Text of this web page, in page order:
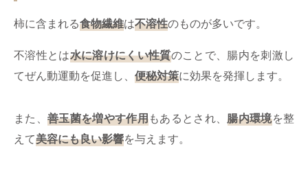
柿に含まれる食物繊維は不溶性のものが多いです。
不溶性とは水に溶けにくい性質のことで、腸内を刺激し
てぜん動運動を促進し、 便秘対策に効果を発揮します。
また、 善玉菌を増やす作用もあるとされ、 腸内環境を整
えて美容にも良い影響を与えます。